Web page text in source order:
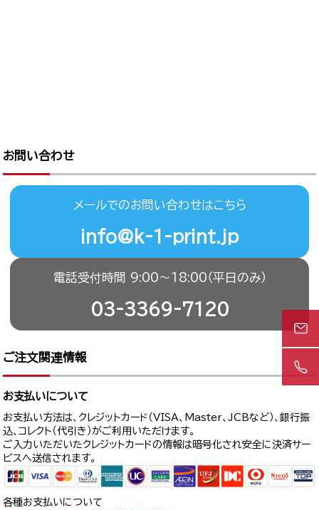
お問い合わせ
メールでのお問い合わせはこちら
info@k-1-print.jp
電話受付時間 9:00〜18:00（平日のみ）
03-3369-7120
ご注文関連情報
お支払いについて
お支払い方法は、クレジットカード（VISA、Master、JCBなど）、銀行振
込、コレクト（代引き）がご利用いただけます。
ご入力いただいたクレジットカードの情報は暗号化され安全に決済サー
ビスへ送信されます。
各種お支払いについて